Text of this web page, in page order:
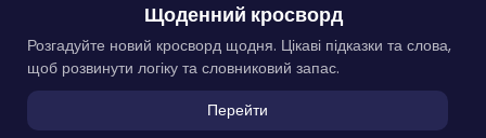
Щоденний кросворд
Розгадуйте новий кросворд щодня. Цікаві підказки та слова,
щоб розвинути логіку та словниковий запас.
Перейти